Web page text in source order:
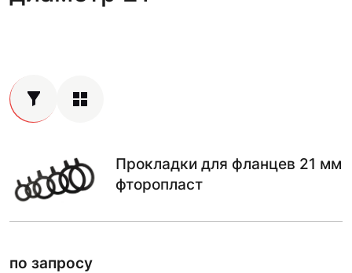
Прокладки для фланцев 21 мм
фторопласт
по запросу